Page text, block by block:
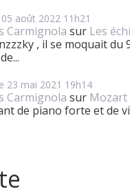
août 2022 11h21
Carmignola sur Les
, il se moquait du
23 mai 2021 19h14
Carmignola sur
de piano forte et de